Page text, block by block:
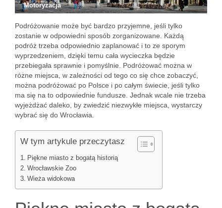
Motoryzacja
Podróżowanie może być bardzo przyjemne, jeśli tylko
zostanie w odpowiedni sposób zorganizowane. Każdą
podróż trzeba odpowiednio zaplanować i to ze sporym
wyprzedzeniem, dzięki temu cała wycieczka będzie
przebiegała sprawnie i pomyślnie. Podróżować można w
różne miejsca, w zależności od tego co się chce zobaczyć,
można podróżować po Polsce i po całym świecie, jeśli tylko
ma się na to odpowiednie fundusze. Jednak wcale nie trzeba
wyjeżdżać daleko, by zwiedzić niezwykłe miejsca, wystarczy
wybrać się do Wrocławia.
W tym artykule przeczytasz
Piękne miasto z bogatą historią
Wrocławskie Zoo
Wieża widokowa